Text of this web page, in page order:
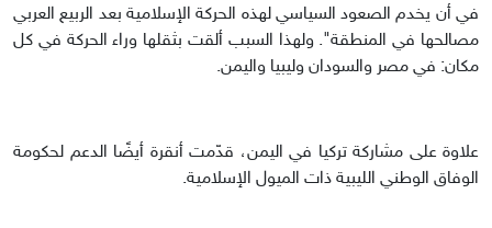
في أن يخدم الصعود السياسي لهذه الحركة الإسلامية بعد الربيع العربي
مصالحها في المنطقة". ولهذا السبب ألقت بثقلها وراء الحركة في كل
مكان: في مصر والسودان وليبيا واليمن.
علاوة على مشاركة تركيا في اليمن، قدّمت أنقرة أيضًا الدعم لحكومة
الوفاق الوطني الليبية ذات الميول الإسلامية.